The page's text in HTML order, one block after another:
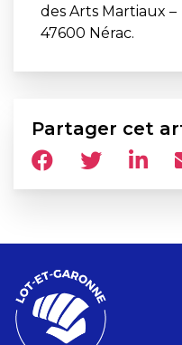
des Arts Martiaux
47600 Nérac.
Partager cet